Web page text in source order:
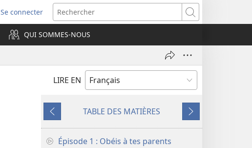
Se connecter
(ouvre
une
nouvelle
fenêtre)
Rechercher
QUI SOMMES-NOUS
LIRE EN
Précédent
TABLE DES MATIÈRES
Suivant
Épisode 1 : Obéis à tes parents